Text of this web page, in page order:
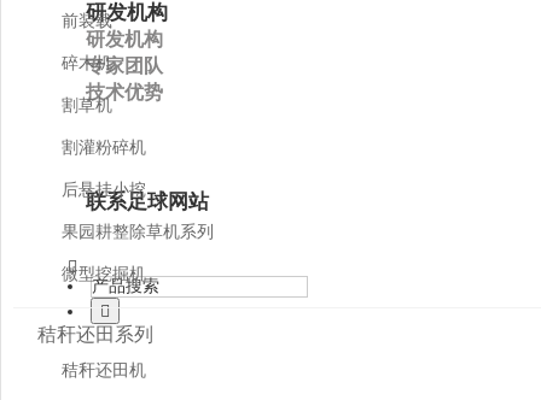
研发机构
研发机构
专家团队
技术优势
联系足球网站
前装载
碎木机
割草机
割灌粉碎机
后悬挂小挖
果园耕整除草机系列
微型挖掘机
秸秆还田系列
秸秆还田机